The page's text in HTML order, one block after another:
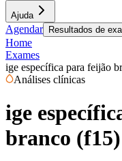
Ajuda
Agendar Resultados de
Home
Exames
ige específica para feijão
Análises clínicas
ige
branco (f15)